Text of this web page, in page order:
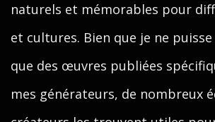
naturels et mémorables pour
et cultures. Bien que je ne
que des œuvres publiées
mes générateurs, de nombreux